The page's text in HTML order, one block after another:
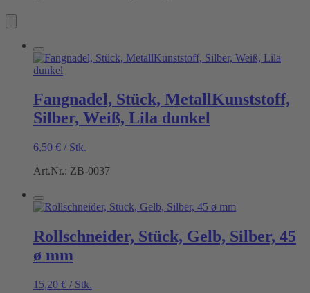
Fangnadel, Stück, MetallKunststoff,
Silber, Weiß, Lila dunkel
6,50 € / Stk.
Art.Nr.: ZB-0037
Rollschneider, Stück, Gelb, Silber, 45
ø mm
15,20 € / Stk.